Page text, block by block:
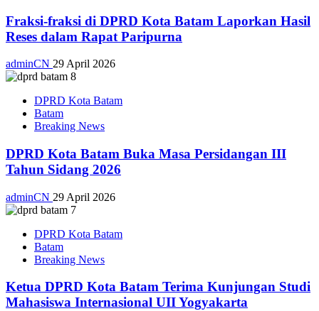
Fraksi-fraksi di DPRD Kota Batam Laporkan Hasil
Reses dalam Rapat Paripurna
adminCN 29 April 2026
DPRD Kota Batam
Batam
Breaking News
DPRD Kota Batam Buka Masa Persidangan III
Tahun Sidang 2026
adminCN 29 April 2026
DPRD Kota Batam
Batam
Breaking News
Ketua DPRD Kota Batam Terima Kunjungan Studi
Mahasiswa Internasional UII Yogyakarta